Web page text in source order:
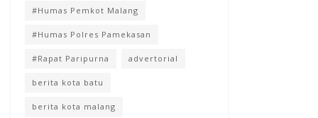
#Humas Pemkot Malang
#Humas Polres Pamekasan
#Rapat Paripurna advertorial
berita kota batu
berita kota malang